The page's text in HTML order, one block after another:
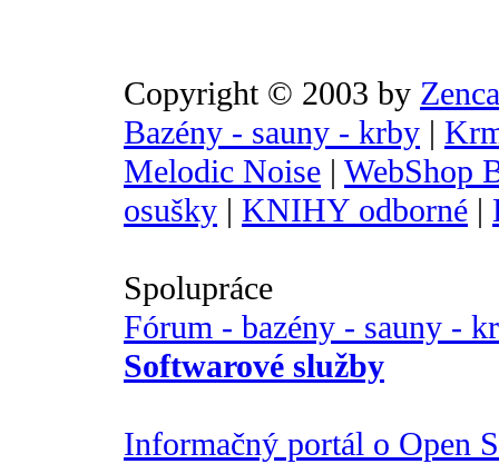
Copyright © 2003 by
Bazény - sauny - krby |
Melodic Noise | WebShop
osušky | KNIHY odborné |
Spolupráce
Fórum - bazény - sauny -
Softwarové služby
Informačný portál o Open